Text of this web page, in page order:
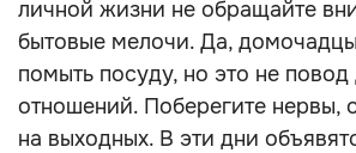
личной жизни не обращайте
бытовые мелочи. Да,
помыть посуду, но это не
отношений. Поберегите нервы,
на выходных. В эти дни